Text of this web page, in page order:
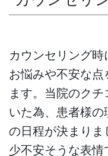
カウンセリング
お悩みや不安な
ます。当院のク
いた為、患者様
の日程が決まり
少不安そうな表情